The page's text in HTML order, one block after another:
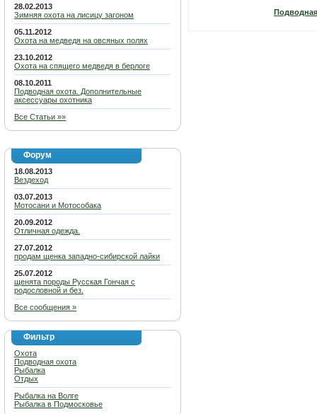
28.02.2013
Зимняя охота на лисицу загоном
05.11.2012
Охота на медведя на овсяных полях
23.10.2012
Охота на спящего медведя в берлоге
08.10.2011
Подводная охота. Дополнительные
аксессуары охотника
Все Статьи »»
Форум
18.08.2013
Вездеход
03.07.2013
Мотосани и Мотособака
20.09.2012
Отличная одежда.
27.07.2012
продам щенка западно-сибирской лайки
25.07.2012
щенята породы Русская Гончая с
родословной и без.
Все сообщения »
Фильтр
Охота
Подводная охота
Рыбалка
Отдых
Рыбалка на Волге
Рыбалка в Подмосковье